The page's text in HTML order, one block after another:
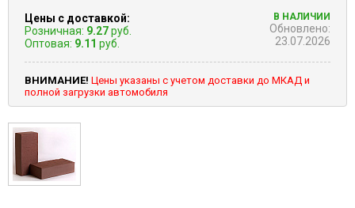
Цены с доставкой:
Розничная: 9.27руб.
Оптовая: 9.11 руб.
В НАЛИЧИИ
Обновлено:
23.07.2026
ВНИМАНИЕ! Цены указаны с учетом доставки до МКАД и
полной загрузки автомобиля